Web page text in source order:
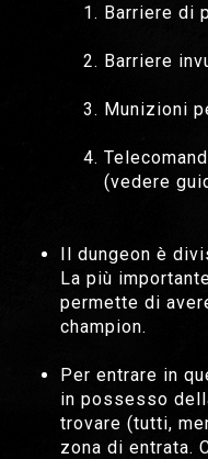
Barriere di
Barriere
Munizioni
(vedere
Il dungeon è
La più
permette di
champion.
Per entrare in
in possesso
trovare (tutti,
zona di entrata.